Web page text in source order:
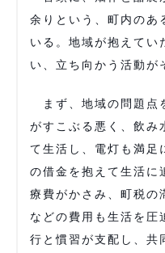
余りという、町内のあ
いる。地域が抱えてい
い、立ち向かう活動が
まず、地域の問題点
がすこぶる悪く、飲み
て生活し、電灯も満足
の借金を抱えて生活に
療費がかさみ、町税の
などの費用も生活を圧
行と慣習が支配し、共